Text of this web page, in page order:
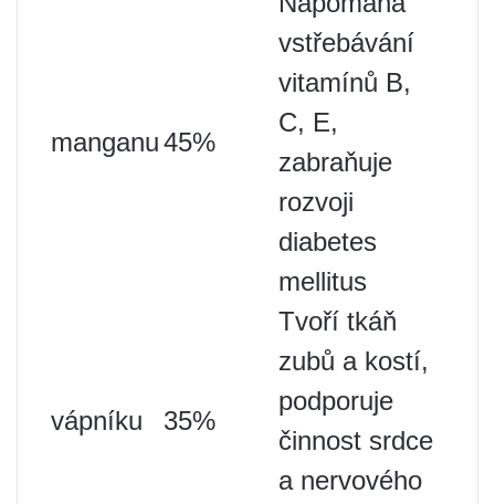
manganu45%
vstřebávání
vitamínů B,
C, E,
zabraňuje
rozvoji
diabetes
mellitus
vápníku 35%
Tvoří tkáň
zubů a kostí,
podporuje
činnost srdce
a nervového